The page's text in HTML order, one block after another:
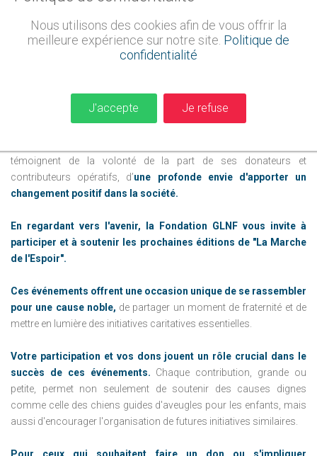
que le début d'un parcours empreint d'humanité et de générosité !
témoignent de la volonté de la part de ses donateurs et
contributeurs opératifs, d’une profonde envie d'apporter un
changement positif dans la société.
En regardant vers l'avenir, la Fondation GLNF vous invite à
participer et à soutenir les prochaines éditions de "La Marche
de l'Espoir".
Ces événements offrent une occasion unique de se rassembler
pour une cause noble, de partager un moment de fraternité et de
mettre en lumière des initiatives caritatives essentielles.
Votre participation et vos dons jouent un rôle crucial dans le
succès de ces événements. Chaque contribution, grande ou
petite, permet non seulement de soutenir des causes dignes
comme celle des chiens guides d'aveugles pour les enfants, mais
aussi d'encourager l'organisation de futures initiatives similaires.
Nous utilisons des cookies afin de vous offrir la
meilleure expérience sur notre site. Politique de
confidentialité
J'accepte Je refuse